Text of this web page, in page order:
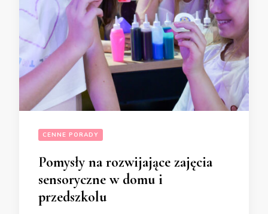
CENNE PORADY
Pomysły na rozwijające zajęcia
sensoryczne w domu i
przedszkolu